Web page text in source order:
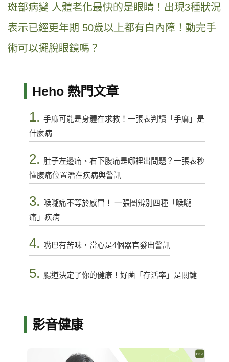
斑部病變 人體老化最快的是眼睛！出現3種狀況
表示已經更年期 50歲以上都有白內障！動完手
術可以擺脫眼鏡嗎？
Heho 熱門文章
1. 手麻可能是身體在求救！一張表判讀「手麻」是
什麼病
2. 肚子左邊痛、右下腹痛是哪裡出問題？一張表秒
懂腹痛位置潛在疾病與警訊
3.
喉嚨痛不等於感冒！ 一張圖辨別四種「喉嚨
痛」疾病
4. 嘴巴有苦味，當心是4個器官發出警訊
5. 腸道決定了你的健康！好菌「存活率」是關鍵
影音健康